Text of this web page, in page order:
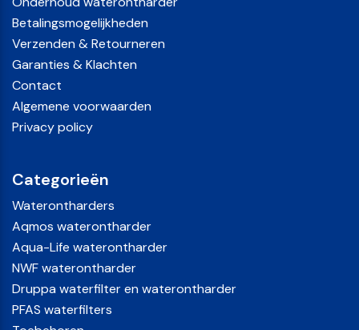
Betalingsmogelijkheden
Verzenden & Retourneren
Garanties & Klachten
Contact
Algemene voorwaarden
Privacy policy
Categorieën
Waterontharders
Aqmos waterontharder
Aqua-Life waterontharder
NWF waterontharder
Druppa waterfilter en waterontharder
PFAS waterfilters